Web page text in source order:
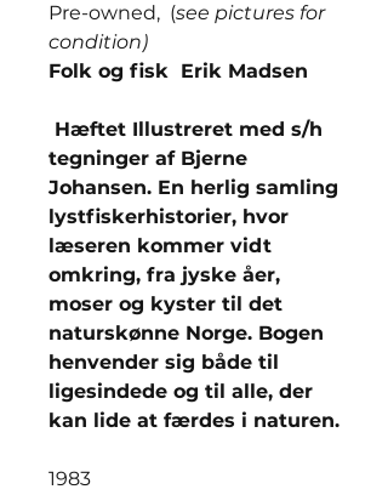
Pre-owned, (see pictures for
condition)
Folk og fisk Erik Madsen
Hæftet Illustreret med s/h
tegninger af Bjerne
Johansen. En herlig samling
lystfiskerhistorier, hvor
læseren kommer vidt
omkring, fra jyske åer,
moser og kyster til det
naturskønne Norge. Bogen
henvender sig både til
ligesindede og til alle, der
kan lide at færdes i naturen.
1983